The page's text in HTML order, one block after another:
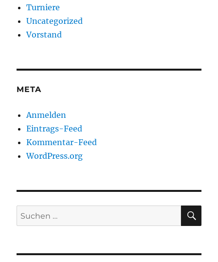
Turniere
Uncategorized
Vorstand
META
Anmelden
Eintrags-Feed
Kommentar-Feed
WordPress.org
Suchen
nach: